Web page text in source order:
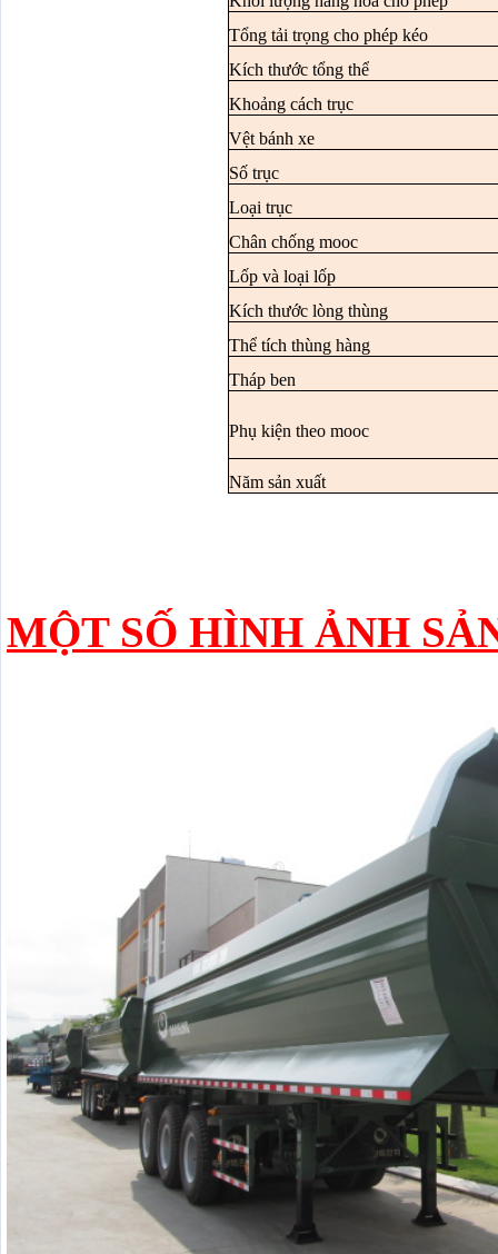
Tổng tải trọng cho phép kéo
Kích thước tổng thể
Khoảng cách trục
Vệt bánh xe
Số trục
Loại trục
Chân chống mooc
Lốp và loại lốp
Kích thước lòng thùng
Thể tích thùng hàng
Tháp ben
Phụ kiện theo mooc
Năm sản xuất
MỘT SỐ HÌNH ẢNH